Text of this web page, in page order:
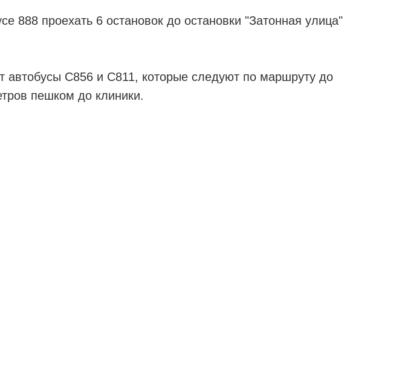
888 проехать 6 остановок до остановки "Затонная улица"
автобусы С856 и С811, которые следуют по маршруту до
пешком до клиники.